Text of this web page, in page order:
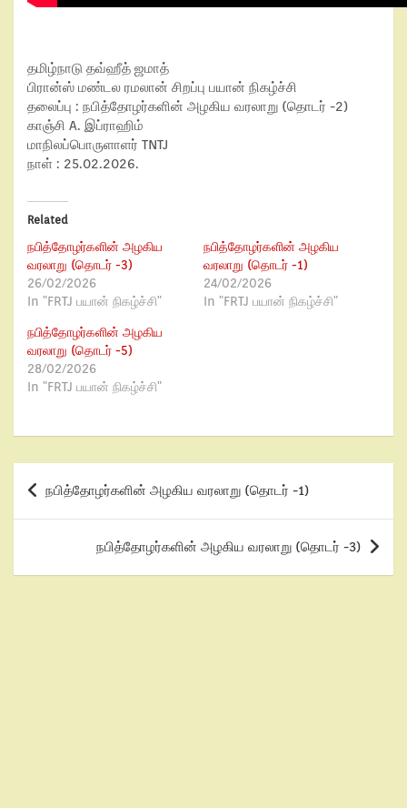
தமிழ்நாடு தவ்ஹீத் ஜமாத்
பிரான்ஸ் மண்டல ரமலான் சிறப்பு பயான் நிகழ்ச்சி
தலைப்பு : நபித்தோழர்களின் அழகிய வரலாறு (தொடர் -2)
காஞ்சி A. இப்ராஹிம்
மாநிலப்பொருளாளர் TNTJ
நாள் : 25.02.2026.
Related
நபித்தோழர்களின் அழகிய
வரலாறு (தொடர் -3)
26/02/2026
In "FRTJ பயான் நிகழ்ச்சி"
நபித்தோழர்களின் அழகிய
வரலாறு (தொடர் -1)
24/02/2026
In "FRTJ பயான் நிகழ்ச்சி"
நபித்தோழர்களின் அழகிய
வரலாறு (தொடர் -5)
28/02/2026
In "FRTJ பயான் நிகழ்ச்சி"
நபித்தோழர்களின் அழகிய வரலாறு (தொடர் -1)
நபித்தோழர்களின் அழகிய வரலாறு (தொடர் -3)